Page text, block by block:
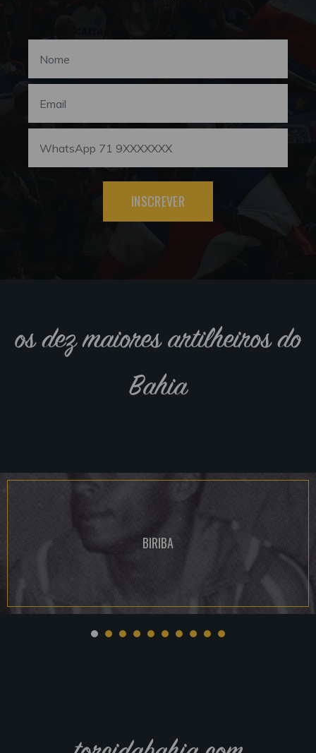
INSCREVER
os dez maiores artilheiros do
Bahia
BIRIBA